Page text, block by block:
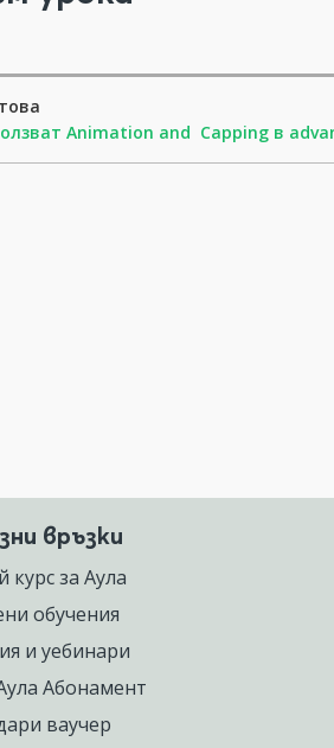
Animation and Capping в
връзки
курс за Аула
обучения
и уебинари
Абонамент
ваучер